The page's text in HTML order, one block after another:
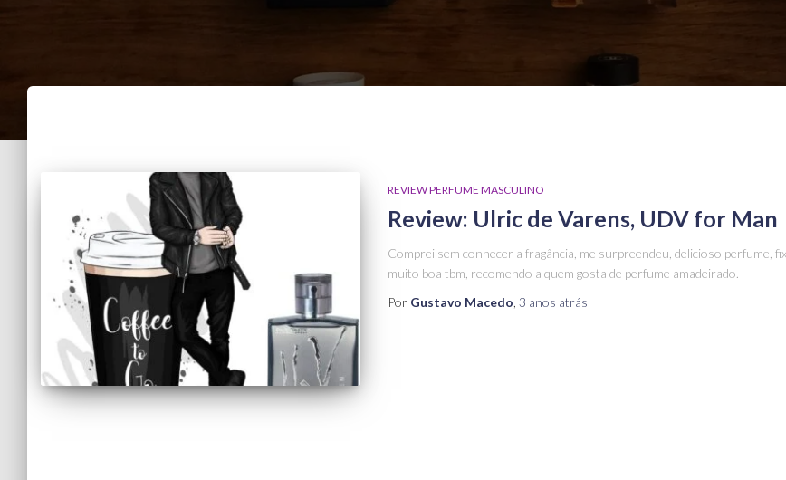
REVIEW PERFUME MASCULINO
Review: Ulric de Varens, UDV for Man
Comprei sem conhecer a fragância, me surpreendeu, delicioso perfume,
muito boa tbm, recomendo a quem gosta de perfume amadeirado.
Por Gustavo Macedo ,3 anos atrás